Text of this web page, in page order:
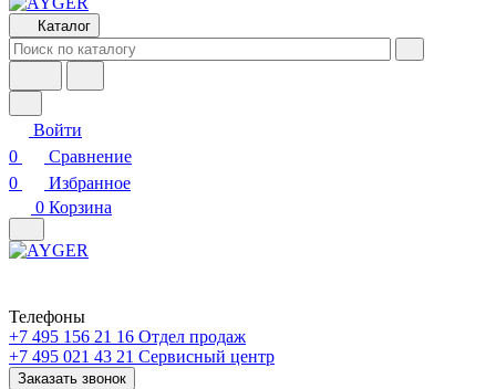
Каталог
Войти
0
Сравнение
0
Избранное
0 Корзина
Телефоны
+7 495 156 21 16 Отдел продаж
+7 495 021 43 21 Cервисный центр
Заказать звонок